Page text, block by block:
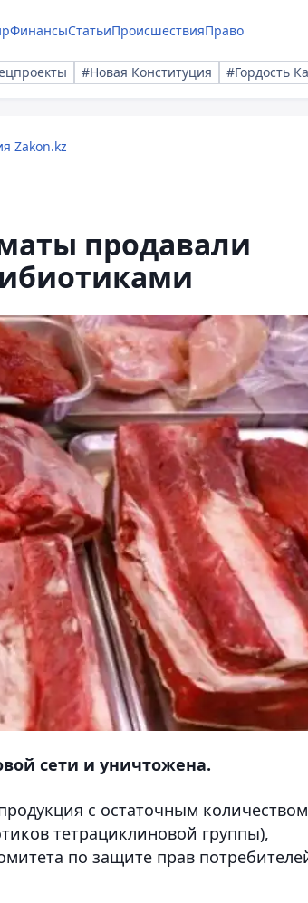
ФинансыСтатьиПроисшествияПраво
#Новая Конституция #Гордость
Zakon.kz
продавали
сети и уничтожена.
с остаточным количеством
тетрациклиновой группы),
по защите прав